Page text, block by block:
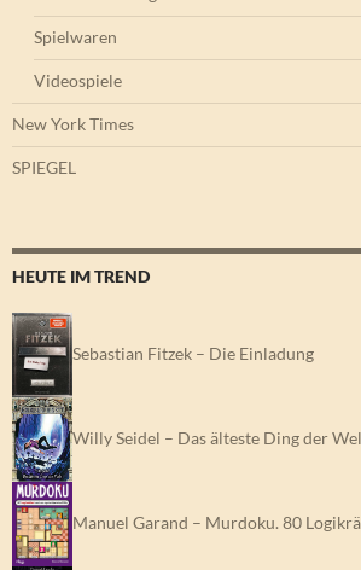
Spielwaren
Videospiele
New York Times
SPIEGEL
HEUTE IM TREND
Sebastian Fitzek – Die Einladung
Willy Seidel – Das älteste Ding der
Manuel Garand – Murdoku. 80